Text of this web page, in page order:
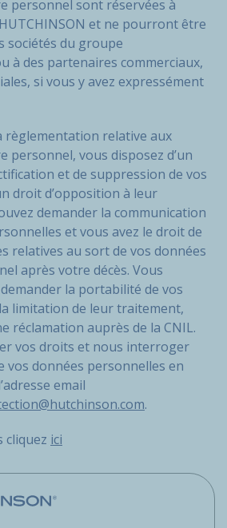
personnel sont réservées à
et ne pourront être
sociétés du groupe
à des partenaires commerciaux,
si vous y avez expressément
règlementation relative aux
personnel, vous disposez d’un
et de suppression de vos
droit d’opposition à leur
demander la communication
et vous avez le droit de
relatives au sort de vos données
après votre décès. Vous
la portabilité de vos
limitation de leur traitement,
réclamation auprès de la CNIL.
vos droits et nous interroger
vos données personnelles en
email
.
cliquez ici